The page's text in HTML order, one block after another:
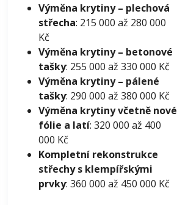
Výměna krytiny – plechová
střecha: 215 000 až 280 000
Kč
Výměna krytiny – betonové
tašky: 255 000 až 330 000 Kč
Výměna krytiny – pálené
tašky: 290 000 až 380 000 Kč
Výměna krytiny včetně nové
fólie a latí: 320 000 až 400
000 Kč
Kompletní rekonstrukce
střechy s klempířskými
prvky: 360 000 až 450 000 Kč